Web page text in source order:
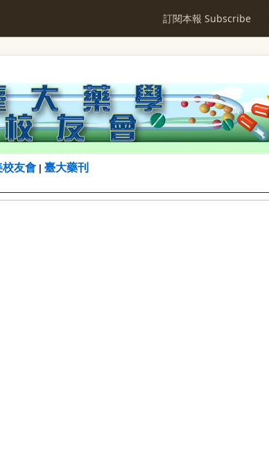
訂閱本報 Subscribe
校友會| 臺大藥刊